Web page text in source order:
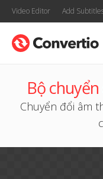
Video Editor Add
Bộ chuyển
Chuyển đổi âm